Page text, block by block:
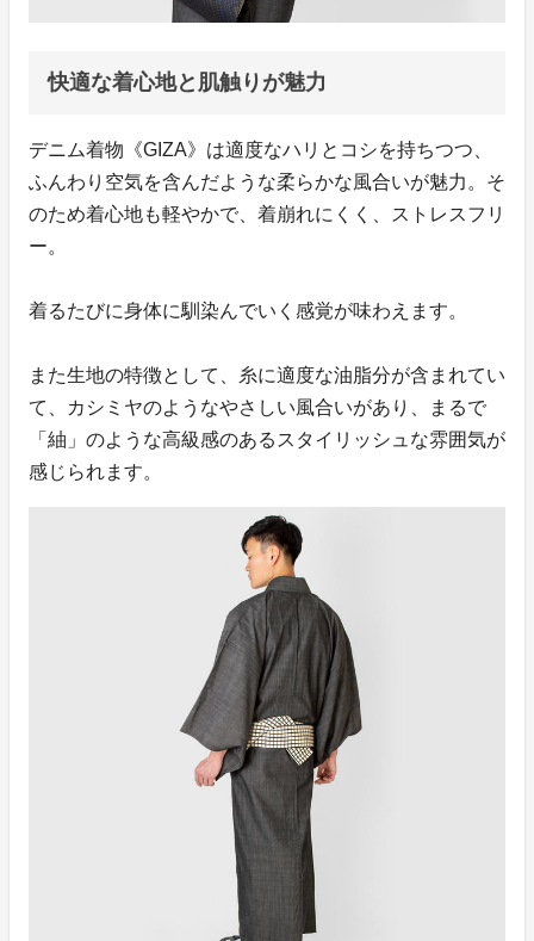
快適な着心地と肌触りが魅力
デニム着物《GIZA》は適度なハリとコシを持ちつつ、
ふんわり空気を含んだような柔らかな風合いが魅力。そ
のため着心地も軽やかで、着崩れにくく、ストレスフリ
ー。
着るたびに身体に馴染んでいく感覚が味わえます。
また生地の特徴として、糸に適度な油脂分が含まれてい
て、カシミヤのようなやさしい風合いがあり、まるで
「紬」のような高級感のあるスタイリッシュな雰囲気が
感じられます。